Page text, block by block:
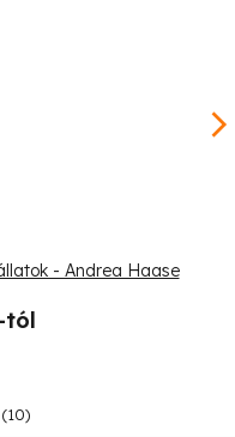
- Andrea Haase
tól